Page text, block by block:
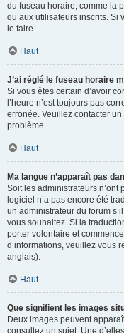
du fuseau horaire, comme la
qu’aux utilisateurs inscrits. Si
le faire.
Haut
J’ai réglé le fuseau horaire
Si vous êtes certain d’avoir
l’heure n’est toujours pas
erronée. Veuillez contacter
problème.
Haut
Ma langue n’apparaît pas
Soit les administrateurs n’ont
logiciel n’a pas encore été
un administrateur du forum
vous souhaitez. Si la
porter volontaire et
d’informations, veuillez vous
anglais).
Haut
Que signifient les images
Deux images peuvent
consultez un sujet. Une